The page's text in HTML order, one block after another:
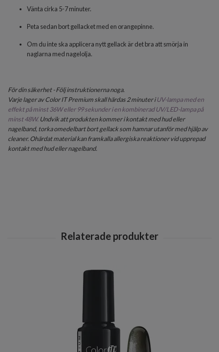
Vänta cirka 5-7 minuter.
Peta sedan bort gellacket med en orangepinne.
Om du inte ska applicera nytt gellack är det bra att smörja in
naglarna med nagelolja.
För din säkerhet - Följ instruktionerna noga.
Varje lager av Color IT Premium skall härdas 2 minuter iUV-lampa med en
effekt på minst 36W eller 99 sekunder i en kombinerad UV/LED-lampa på
minst 48W. Undvik att produkten kommer i kontakt med hud eller
nagelband, torka omedelbart bort gellack som hamnar utanför med hjälp av
cleaner. Ohärdat material kan framkalla allergiska reaktioner vid upprepad
kontakt med hud eller nagelband.